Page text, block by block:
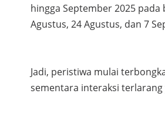
hingga September 2025 pada
Agustus, 24 Agustus, dan 7
Jadi, peristiwa mulai
sementara interaksi terlarang